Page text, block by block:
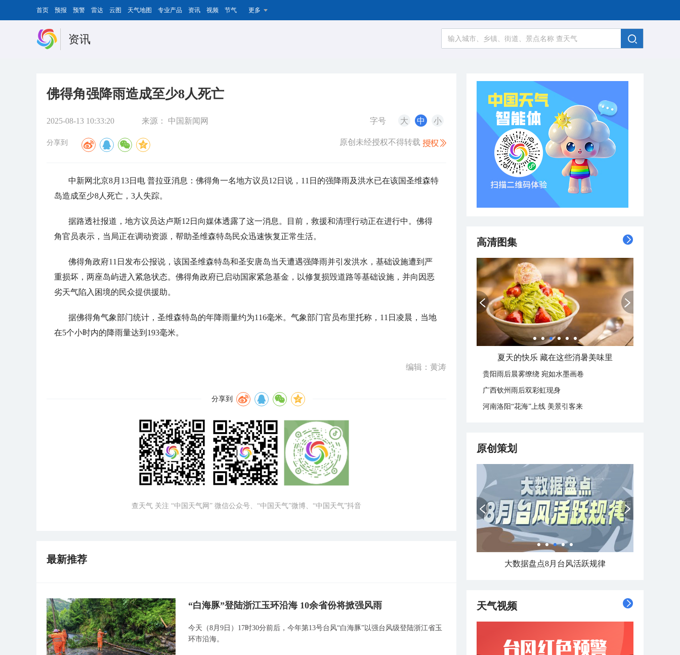
首页 预报 预警 雷达 云图 天气地图 专业产品 资讯 视频 节气 更多
资讯
佛得角强降雨造成至少8人死亡
2025-08-13 10:33:20 来源： 中国新闻网 字号 大 中 小
分享到 原创未经授权不得转载
中新网北京8月13日电 普拉亚消息：佛得角一名地方议员12日说，11日的强降雨及洪水已在该国圣维森特
岛造成至少8人死亡，3人失踪。
据路透社报道，地方议员达卢斯12日向媒体透露了这一消息。目前，救援和清理行动正在进行中。佛得
角官员表示，当局正在调动资源，帮助圣维森特岛民众迅速恢复正常生活。
佛得角政府11日发布公报说，该国圣维森特岛和圣安唐岛当天遭遇强降雨并引发洪水，基础设施遭到严
重损坏，两座岛屿进入紧急状态。佛得角政府已启动国家紧急基金，以修复损毁道路等基础设施，并向因恶
劣天气陷入困境的民众提供援助。
据佛得角气象部门统计，圣维森特岛的年降雨量约为116毫米。气象部门官员布里托称，11日凌晨，当地
在5个小时内的降雨量达到193毫米。
编辑：黄涛
分享到
查天气 关注 “中国天气网” 微信公众号、“中国天气”微博、“中国天气”抖音
最新推荐
“白海豚”登陆浙江玉环沿海 10余省份将掀强风雨
今天（8月9日）17时30分前后，今年第13号台风“白海豚”以强台风级登陆浙江省玉
环市沿海。
高清图集
夏天的快乐 藏在这些消暑美味里
贵阳雨后晨雾缭绕 宛如水墨画卷
广西钦州雨后双彩虹现身
河南洛阳“花海”上线 美景引客来
原创策划
大数据盘点8月台风活跃规律
天气视频